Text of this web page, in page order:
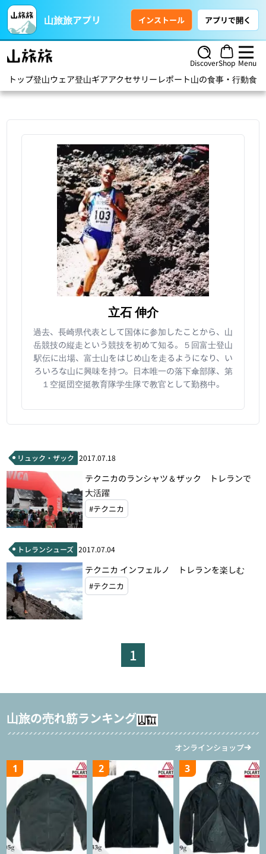
山旅旅アプリ インストール アプリで開く
DiscoverShop Menu
トップ登山ウェア登山ギアアクセサリー レポート山の食事・行動食
立石 伸介
過去、長崎県代表として国体に参加したことから、山
岳競技の縦走という競技を初めて知る。５回富士登山
駅伝に出場、富士山をはじめ山を走るようになり、い
ろいろな山に興味を持つ。日本唯一の落下傘部隊、第
１空挺団空挺教育隊学生隊で教官として勤務中。
リュック・ザック 2017.07.18
テクニカのランシャツ＆ザック トレランで
大活躍
#テクニカ
トレランシューズ 2017.07.04
テクニカ インフェルノ トレランを楽しむ
#テクニカ
1
山旅の売れ筋ランキング
オンラインショップ
1 2 3